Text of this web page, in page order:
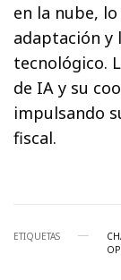
en la nube,
adaptación y
tecnológico.
de IA y su
impulsando
fiscal.
ETIQUETAS